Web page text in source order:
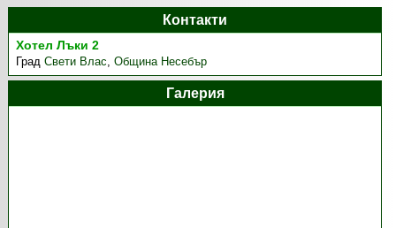
Контакти
Хотел Лъки 2
ГрадСвети Влас,Община Несебър
Галерия